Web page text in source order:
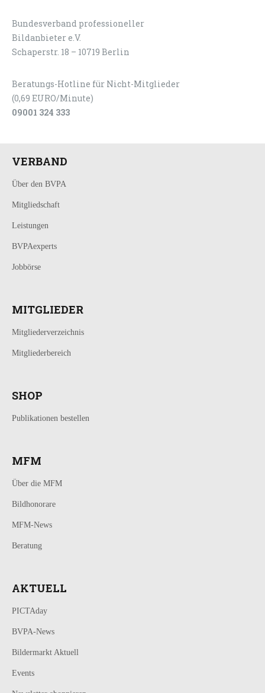
Bundesverband professioneller
Bildanbieter e.V.
Schaperstr. 18 – 10719 Berlin
Beratungs-Hotline für Nicht-Mitglieder
(0,69 EURO/Minute)
09001 324 333
VERBAND
Über den BVPA
Mitgliedschaft
Leistungen
BVPAexperts
Jobbörse
MITGLIEDER
Mitgliederverzeichnis
Mitgliederbereich
SHOP
Publikationen bestellen
MFM
Über die MFM
Bildhonorare
MFM-News
Beratung
AKTUELL
PICTAday
BVPA-News
Bildermarkt Aktuell
Events